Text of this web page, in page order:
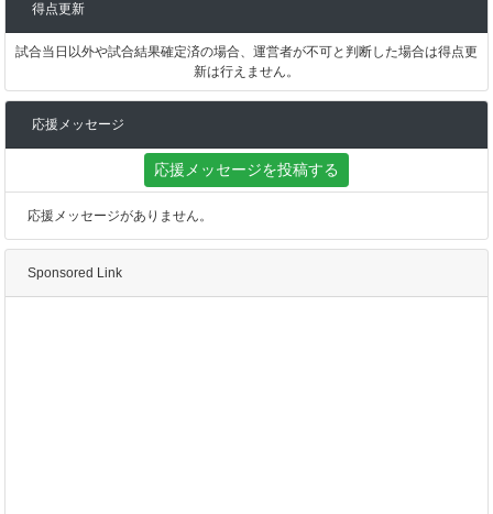
得点更新
試合当日以外や試合結果確定済の場合、運営者が不可と判断した場合は得点更
新は行えません。
応援メッセージ
応援メッセージを投稿する
応援メッセージがありません。
Sponsored Link